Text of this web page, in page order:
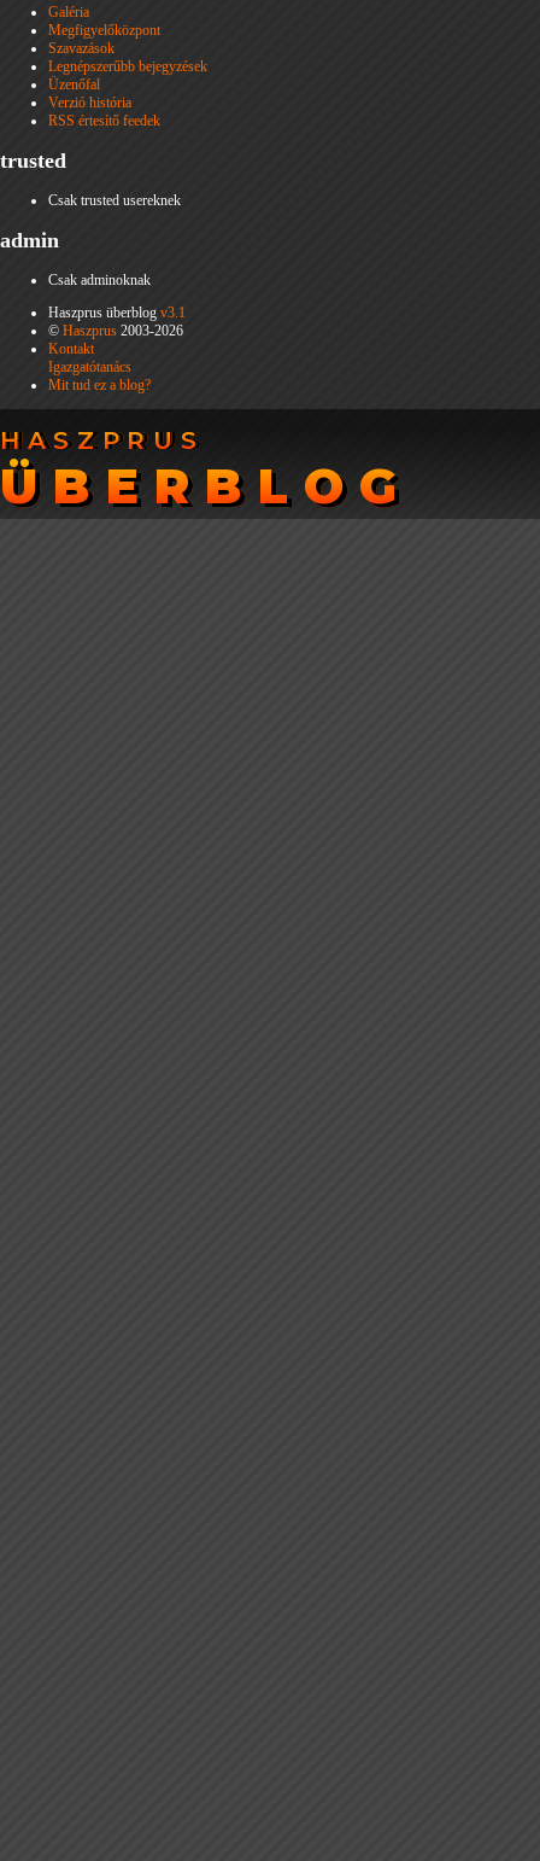
Galéria
Megfigyelőközpont
Szavazások
Legnépszerűbb bejegyzések
Üzenőfal
Verzió história
RSS értesítő feedek
trusted
Csak trusted usereknek
admin
Csak adminoknak
Haszprus überblog v3.1
© Haszprus 2003-2026
Kontakt
Igazgatótanács
Mit tud ez a blog?
HASZPRUS
ÜBERBLOG
HASZPRUS
ÜBERBLOG